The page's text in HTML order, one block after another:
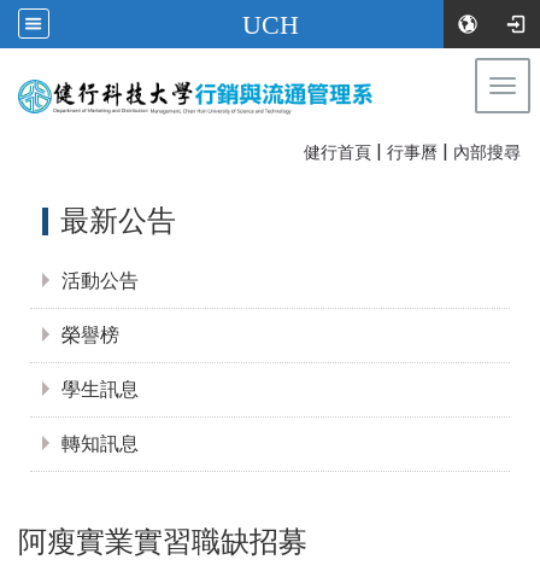
UCH
健行首頁 | 行事曆 | 內部搜尋
最新公告
活動公告
榮譽榜
學生訊息
轉知訊息
阿瘦實業實習職缺招募